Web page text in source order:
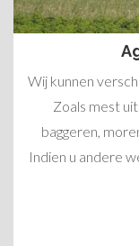
Wij kunnen
Zoals mest
baggeren,
Indien u andere